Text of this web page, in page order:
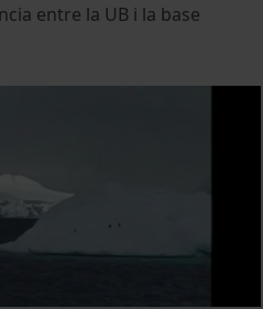
entre la UB i la base